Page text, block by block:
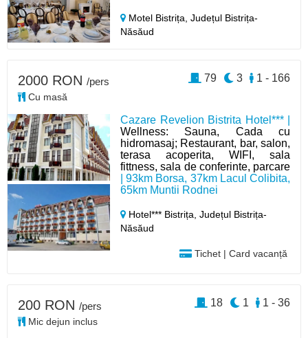
Motel Bistrița,Județul Bistrița-
Năsăud
Cazare Revelion Bistrita Hotel*** |
Wellness: Sauna, Cada cu
hidromasaj; Restaurant, bar, salon,
terasa acoperita, WIFI, sala
fittness, sala de conferinte, parcare
| 93km Borsa, 37km Lacul Colibita,
65km Muntii Rodnei
Hotel*** Bistrița,Județul Bistrița-
Năsăud
Tichet | Card vacanță
2000 RON /pers
Cu masă
1 - 166
3
79
200 RON /pers
Mic dejun inclus
1 - 36
1
18